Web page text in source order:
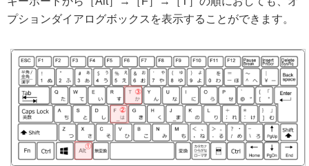
プションダイアログボックスを表示することができます。